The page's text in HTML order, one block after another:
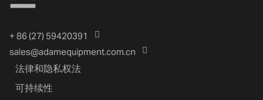
+ 86 (27) 59420391
sales@adamequipment.com.cn
法律和隐私权法
可持续性